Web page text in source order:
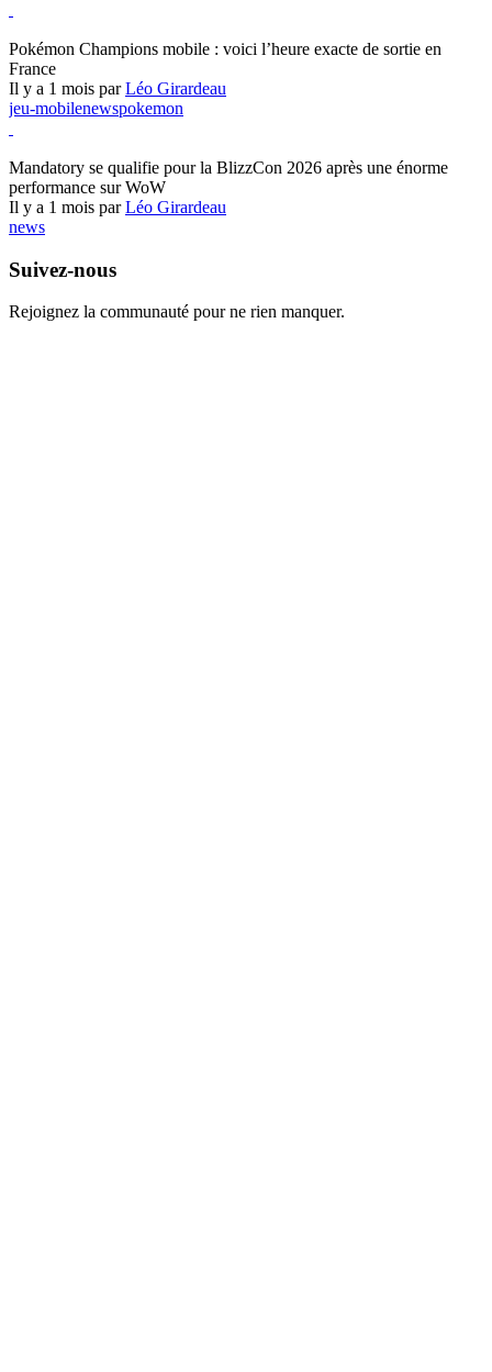
Pokémon Champions mobile : voici l’heure exacte de sortie en
France
Il y a 1 mois parLéo Girardeau
jeu-mobilenewspokemon
Mandatory se qualifie pour la BlizzCon 2026 après une énorme
performance sur WoW
Il y a 1 mois parLéo Girardeau
news
Suivez-nous
Rejoignez la communauté pour ne rien manquer.